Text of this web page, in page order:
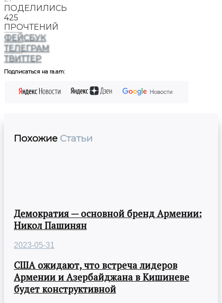
ПОДЕЛИЛИСЬ
425
ПРОЧТЕНИЙ
ФЕЙСБУК
ТЕЛЕГРАМ
ТВИТТЕР
Подписаться на ra.am:
Похожие Статьи
Демократия — основной бренд Армении:
Никол Пашинян
2023-05-31
США ожидают, что встреча лидеров
Армении и Азербайджана в Кишиневе
будет конструктивной